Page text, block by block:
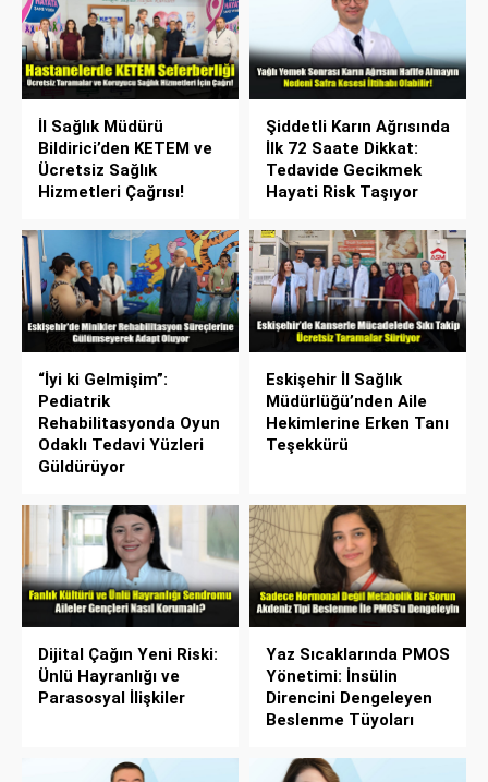
İl Sağlık Müdürü
Bildirici’den KETEM ve
Ücretsiz Sağlık
Hizmetleri Çağrısı!
Şiddetli Karın Ağrısında
İlk 72 Saate Dikkat:
Tedavide Gecikmek
Hayati Risk Taşıyor
“İyi ki Gelmişim”:
Pediatrik
Rehabilitasyonda Oyun
Odaklı Tedavi Yüzleri
Güldürüyor
Eskişehir İl Sağlık
Müdürlüğü’nden Aile
Hekimlerine Erken Tanı
Teşekkürü
Dijital Çağın Yeni Riski:
Ünlü Hayranlığı ve
Parasosyal İlişkiler
Yaz Sıcaklarında PMOS
Yönetimi: İnsülin
Direncini Dengeleyen
Beslenme Tüyoları